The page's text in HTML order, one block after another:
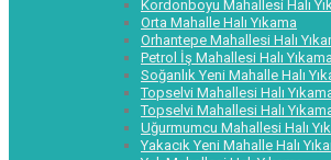
Kordonboyu Mahallesi Halı
Orta Mahalle Halı Yıkama
Orhantepe Mahallesi Halı
Petrol İş Mahallesi Halı Yıkama
Soğanlık Yeni Mahalle Halı
Topselvi Mahallesi Halı
Topselvi Mahallesi Halı
Uğurmumcu Mahallesi Halı
Yakacık Yeni Mahalle Halı